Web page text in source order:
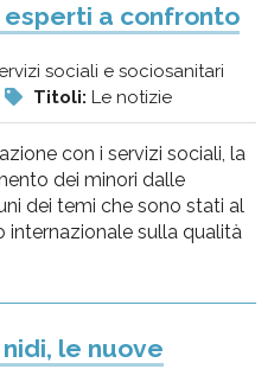
a confronto
sociali e sociosanitari
Titoli: Le notizie
con i servizi sociali, la
dei minori dalle
dei temi che sono stati al
sulla qualità
le nuove